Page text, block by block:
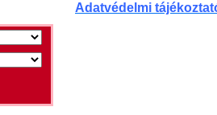
Adatvédelmi